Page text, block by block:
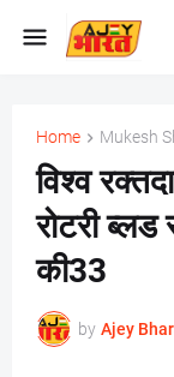
Home Mukesh
विश्व
रोटरी
की33
by Ajey